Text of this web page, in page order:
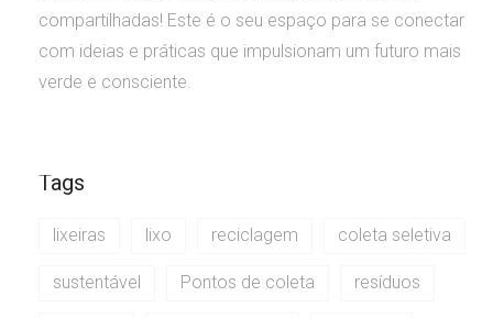
compartilhadas! Este é o seu espaço para se conectar
com ideias e práticas que impulsionam um futuro mais
verde e consciente.
Tags
lixeiras lixo reciclagem coleta seletiva
sustentável Pontos de coleta resíduos